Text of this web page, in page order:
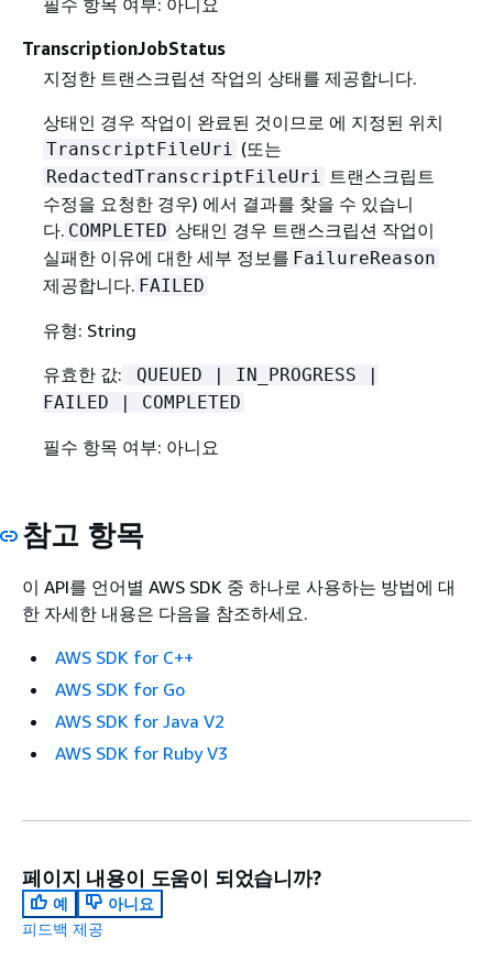
필수 항목 여부: 아니요
TranscriptionJobStatus
지정한 트랜스크립션 작업의 상태를 제공합니다.
상태인 경우 작업이 완료된 것이므로 에 지정된 위치
TranscriptFileUri (또는
RedactedTranscriptFileUri 트랜스크립트
수정을 요청한 경우) 에서 결과를 찾을 수 있습니
다. COMPLETED 상태인 경우 트랜스크립션 작업이
실패한 이유에 대한 세부 정보를 FailureReason
제공합니다. FAILED
유형: String
유효한 값:
QUEUED | IN_PROGRESS |
FAILED | COMPLETED
필수 항목 여부: 아니요
참고 항목
이 API를 언어별 AWS SDK 중 하나로 사용하는 방법에 대
한 자세한 내용은 다음을 참조하세요.
AWS SDK for C++
AWS SDK for Go
AWS SDK for Java V2
AWS SDK for Ruby V3
페이지 내용이 도움이 되었습니까?
예
아니요
피드백 제공